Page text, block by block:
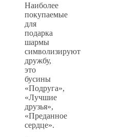
Наиболее
покупаемые
для
подарка
шармы
символизируют
дружбу,
это
бусины
«Подруга»,
«Лучшие
друзья»,
«Преданное
сердце».